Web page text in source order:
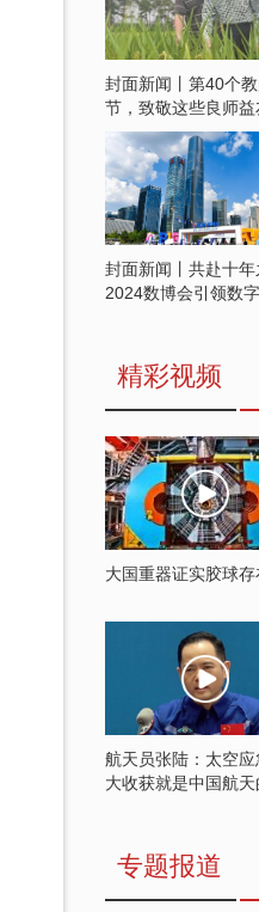
封面新闻丨第40个
节，致敬这些良师益
封面新闻丨共赴十年
2024数博会引领数
精彩视频
大国重器证实胶球存
航天员张陆：太空
大收获就是中国航
专题报道